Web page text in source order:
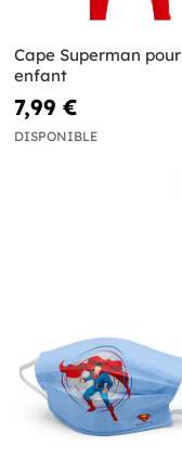
Cape Superman pour
enfant
7,99 €
DISPONIBLE